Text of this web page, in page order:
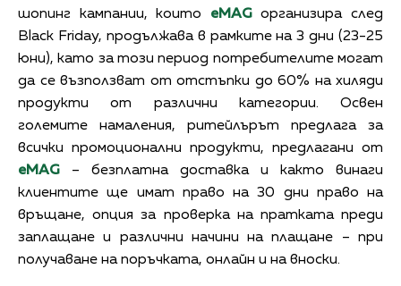
шопинг кампании, които eMAGорганизира след
Black Friday, продължава в рамките на 3 дни (23-25
юни), като за този период потребителите могат
да се възползват от отстъпки до 60% на хиляди
продукти от различни категории. Освен
големите намаления, ритейлърът предлага за
всички промоционални продукти, предлагани от
eMAG – безплатна доставка и както винаги
клиентите ще имат право на 30 дни право на
връщане, опция за проверка на пратката преди
заплащане и различни начини на плащане – при
получаване на поръчката, онлайн и на вноски.